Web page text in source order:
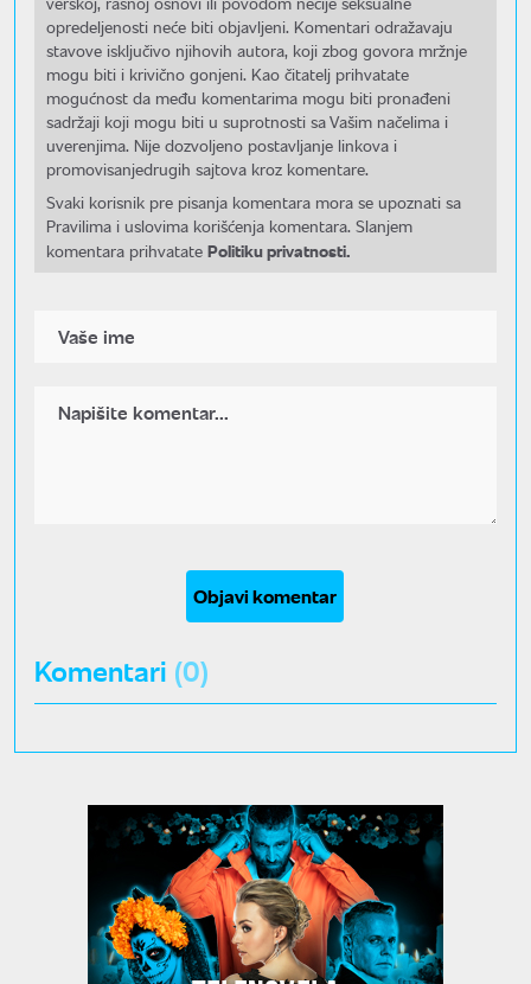
opredeljenosti neće biti objavljeni. Komentari odražavaju
stavove isključivo njihovih autora, koji zbog govora mržnje
mogu biti i krivično gonjeni. Kao čitatelj prihvatate
mogućnost da među komentarima mogu biti pronađeni
sadržaji koji mogu biti u suprotnosti sa Vašim načelima i
uverenjima. Nije dozvoljeno postavljanje linkova i
promovisanjedrugih sajtova kroz komentare.
Svaki korisnik pre pisanja komentara mora se upoznati sa
Pravilima i uslovima korišćenja komentara. Slanjem
komentara prihvatate Politiku privatnosti.
Objavi komentar
Komentari (0)